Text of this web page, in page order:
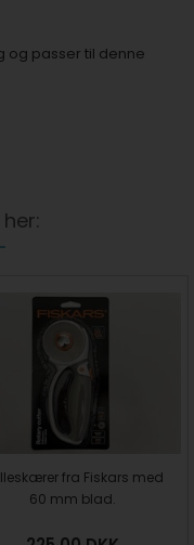
og passer til denne
fra Fiskars med
60 mm blad.